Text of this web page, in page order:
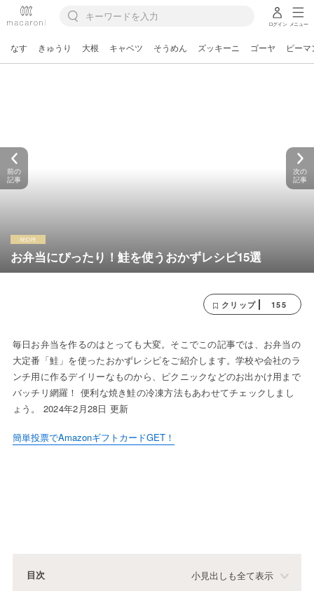
ログイン メニュー
なす きゅうり 大根 キャベツ そうめん ズッキーニ ゴーヤ ピーマ
お弁当にぴったり！鮭を使うおかずレシピ15選
前の
記事
次の
記事
クリップ 155
毎日お弁当を作るのはとっても大変。そこでこの記事では、お弁当の
大定番「鮭」を使ったおかずレシピをご紹介します。学校や会社のラ
ンチ用に作るデイリーなものから、ピクニックなどのお出かけ用まで
バッチリ網羅！ 便利な焼き鮭の冷凍方法もあわせてチェックしまし
ょう。 2024年2月28日 更新
簡単投票でAmazonギフトカードGET！
目次 小見出しも全て表示